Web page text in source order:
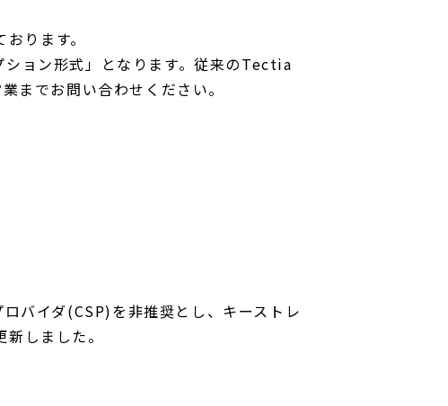
ります。
ョン形式」となります。従来のTectia
でお問い合わせください。
バイダ(CSP)を非推奨とし、キーストレ
しました。